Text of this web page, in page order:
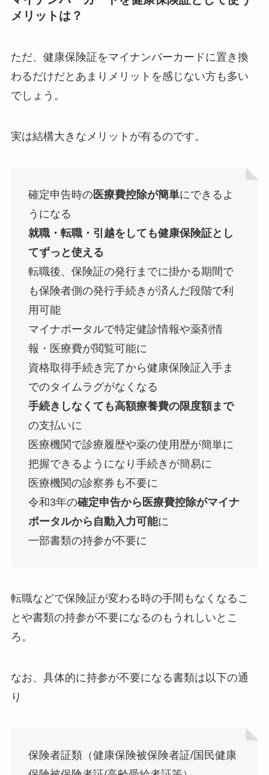
メリットは？
ただ、健康保険証をマイナンバーカードに置き換
わるだけだとあまりメリットを感じない方も多い
でしょう。
実は結構大きなメリットが有るのです。
確定申告時の医療費控除が簡単にできるよ
うになる
就職・転職・引越をしても健康保険証とし
てずっと使える
転職後、保険証の発行までに掛かる期間で
も保険者側の発行手続きが済んだ段階で利
用可能
マイナポータルで特定健診情報や薬剤情
報・医療費が閲覧可能に
資格取得手続き完了から健康保険証入手ま
でのタイムラグがなくなる
手続きしなくても高額療養費の限度額まで
の支払いに
医療機関で診療履歴や薬の使用歴が簡単に
把握できるようになり手続きが簡易に
医療機関の診察券も不要に
令和3年の確定申告から医療費控除がマイナ
ポータルから自動入力可能に
一部書類の持参が不要に
転職などで保険証が変わる時の手間もなくなるこ
とや書類の持参が不要になるのもうれしいとこ
ろ。
なお、具体的に持参が不要になる書類は以下の通
り
保険者証類（健康保険被保険者証/国民健康